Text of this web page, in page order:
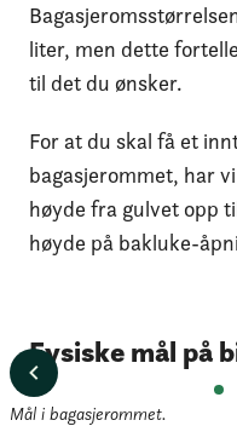
liter, men dette
til det du ønsker.
For at du skal få et
bagasjerommet, har
høyde fra gulvet opp
høyde på bakluke-
Fysiske mål på
Mål i bagasjerommet.